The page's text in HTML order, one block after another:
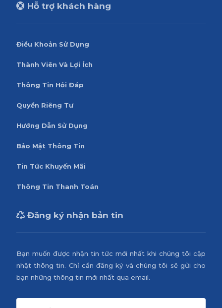
Hỗ trợ khách hàng
Điều Khoản Sử Dụng
Thành Viên Và Lợi Ích
Thông Tin Hỏi Đáp
Quyền Riêng Tư
Hướng Dẫn Sử Dụng
Bảo Mật Thông Tin
Tin Tức Khuyến Mãi
Thông Tin Thanh Toán
Đăng ký nhận bản tin
Bạn muốn được nhận tin tức mới nhất khi chúng tôi cập
nhật thông tin. Chỉ cần đăng ký và chúng tôi sẽ gửi cho
bạn những thông tin mới nhất qua email.